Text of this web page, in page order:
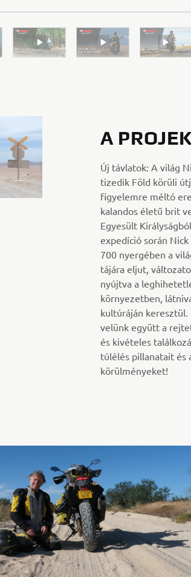
A
Új távlatok: A világ
tizedik Föld körüli
figyelemre méltó
kalandos életű brit
Egyesült
expedíció során Nick
700 nyergében a
tájára eljut,
nyújtva a
környezetben,
kultúráján keresztül.
velünk együtt a
és kivételes
túlélés pillanatait és
körülményeket!